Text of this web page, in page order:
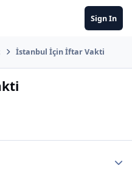
Sign In
İstanbul İçin İftar Vakti